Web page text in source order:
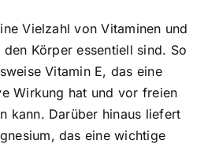
Vielzahl von Vitaminen und
Körper essentiell sind. So
Vitamin E, das eine
Wirkung hat und vor freien
kann. Darüber hinaus liefert
das eine wichtige